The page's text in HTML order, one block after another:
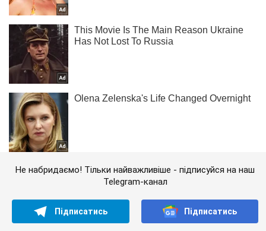
Не набридаємо! Тільки найважливіше - підписуйся на наш
Telegram-канал
Підписатись Підписатись